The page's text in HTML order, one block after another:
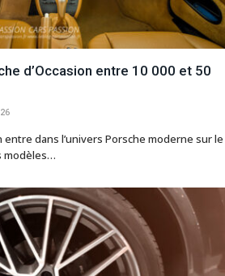
d’Occasion entre 10 000 et 50
entre dans l’univers Porsche moderne sur le
modèles…